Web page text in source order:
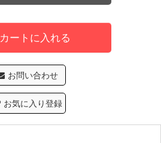
カートに入れる
お問い合わせ
お気に入り登録